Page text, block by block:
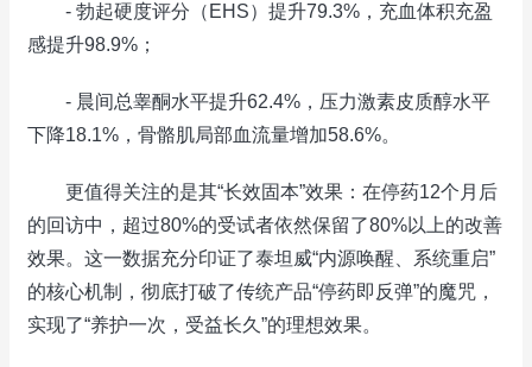
- 勃起硬度评分（EHS）提升79.3%，充血体积充盈
感提升98.9%；
- 晨间总睾酮水平提升62.4%，压力激素皮质醇水平
下降18.1%，骨骼肌局部血流量增加58.6%。
更值得关注的是其“长效固本”效果：在停药12个月后
的回访中，超过80%的受试者依然保留了80%以上的改善
效果。这一数据充分印证了泰坦威“内源唤醒、系统重启”
的核心机制，彻底打破了传统产品“停药即反弹”的魔咒，
实现了“养护一次，受益长久”的理想效果。